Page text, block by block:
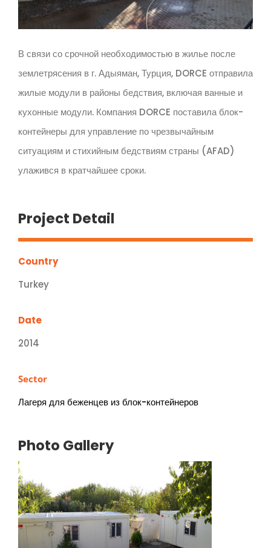
В связи со срочной необходимостью в жилье после
землетрясения в г. Адыяман, Турция, DORCE отправила
жилые модули в районы бедствия, включая ванные и
кухонные модули. Компания DORCE поставила блок-
контейнеры для управление по чрезвычайным
ситуациям и стихийным бедствиям страны (AFAD)
улажився в кратчайшее сроки.
Project Detail
Country
Turkey
Date
2014
Sector
Лагеря для беженцев из блок-контейнеров
Photo Gallery